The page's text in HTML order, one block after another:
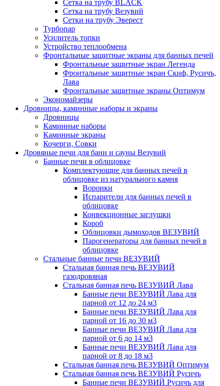
Сетка на трубу BLACK
Сетка на трубу Везувий
Сетки на трубу Эверест
Турбопар
Усилитель топки
Устройство теплообмена
Фронтальные защитные экраны для банных печей
Фронтальные защитные экран Легенда
Фронтальные защитные экран Скиф, Русичъ,
Лава
Фронтальные защитные экраны Оптимум
Экономайзеры
Дровницы, каминные наборы и экраны
Дровницы
Каминные наборы
Каминные экраны
Кочерги, Совки
Дровяные печи для бани и сауны Везувий
Банные печи в облицовке
Комплектующие для банных печей в
облицовке из натурального камня
Воронки
Испарители для банных печей в
облицовке
Конвекционные заглушки
Короб
Облицовки дымоходов ВЕЗУВИЙ
Парогенераторы для банных печей в
облицовке
Стальные банные печи ВЕЗУВИЙ
Стальная банная печь ВЕЗУВИЙ
газодровяная
Стальная банная печь ВЕЗУВИЙ Лава
Банные печи ВЕЗУВИЙ Лава для
парной от 12 до 24 м3
Банные печи ВЕЗУВИЙ Лава для
парной от 16 до 30 м3
Банные печи ВЕЗУВИЙ Лава для
парной от 6 до 14 м3
Банные печи ВЕЗУВИЙ Лава для
парной от 8 до 18 м3
Стальная банная печь ВЕЗУВИЙ Оптимум
Стальная банная печь ВЕЗУВИЙ Русичъ
Банные печи ВЕЗУВИЙ Русичъ для